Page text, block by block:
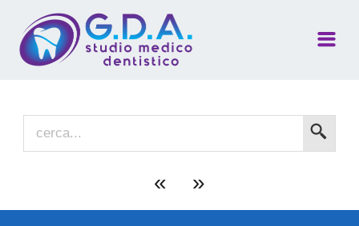
Chi siamo
« »